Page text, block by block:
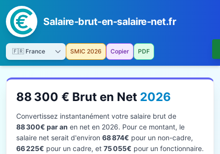
Salaire-brut-en-salaire-net.fr
SMIC 2026 Copier PDF
88 300 € Brut en Net 2026
Convertissez instantanément votre salaire brut de
88 300€ par an en net en 2026. Pour ce montant, le
salaire net serait d'environ 68 874€ pour un non-cadre,
66 225€ pour un cadre, et 75 055€ pour un fonctionnaire.